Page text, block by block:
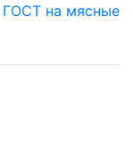
ГОСТ на мясные